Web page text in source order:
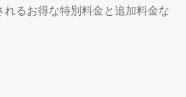
るお得な特別料金と追加料金な